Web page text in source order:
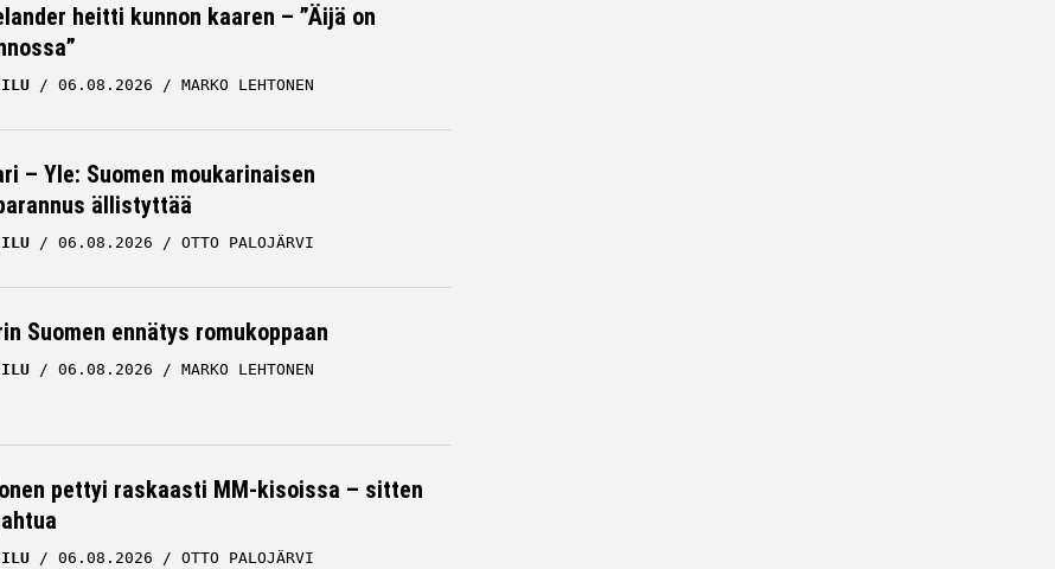
heitti kunnon kaaren – ”Äijä on
06.08.2026 MARKO LEHTONEN
– Yle: Suomen moukarinaisen
ällistyttää
06.08.2026 OTTO PALOJÄRVI
Suomen ennätys romukoppaan
06.08.2026 MARKO LEHTONEN
pettyi raskaasti MM-kisoissa – sitten
06.08.2026 OTTO PALOJÄRVI